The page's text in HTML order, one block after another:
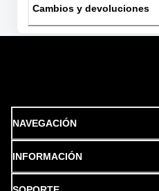
Cambios y devoluciones
NAVEGACIÓN
INFORMACIÓN